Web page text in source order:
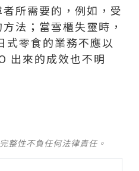
所需要的，例如，受
法；當雪櫃失靈時，
式零食的業務不應以
出來的成效也不明
整性不負任何法律責任。